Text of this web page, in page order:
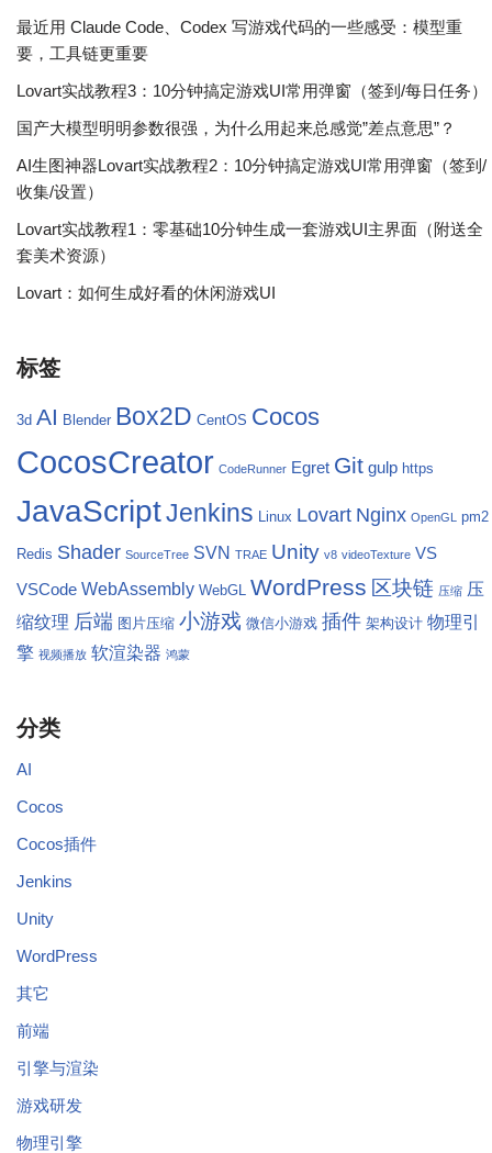
最近用 Claude Code、Codex 写游戏代码的一些感受：模型重
要，工具链更重要
Lovart实战教程3：10分钟搞定游戏UI常用弹窗（签到/每日任务）
国产大模型明明参数很强，为什么用起来总感觉”差点意思”？
AI生图神器Lovart实战教程2：10分钟搞定游戏UI常用弹窗（签到/
收集/设置）
Lovart实战教程1：零基础10分钟生成一套游戏UI主界面（附送全
套美术资源）
Lovart：如何生成好看的休闲游戏UI
标签
3d AI Blender Box2D CentOS Cocos
CocosCreator CodeRunner Egret Git gulp https
JavaScriptJenkins Linux Lovart Nginx OpenGL pm2
Redis Shader SourceTree SVN TRAE Unity v8 videoTexture VS
VSCode WebAssembly WebGL WordPress 区块链 压缩 压
缩纹理 后端 图片压缩 小游戏 微信小游戏 插件 架构设计 物理引
擎 视频播放 软渲染器 鸿蒙
分类
AI
Cocos
Cocos插件
Jenkins
Unity
WordPress
其它
前端
引擎与渲染
游戏研发
物理引擎